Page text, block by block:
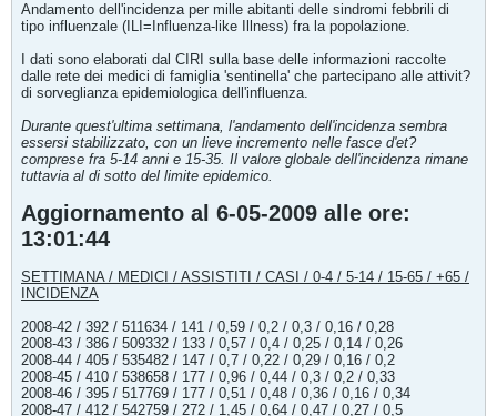
Andamento dell'incidenza per mille abitanti delle sindromi febbrili di
tipo influenzale (ILI=Influenza-like Illness) fra la popolazione.
I dati sono elaborati dal CIRI sulla base delle informazioni raccolte
dalle rete dei medici di famiglia 'sentinella' che partecipano alle attivit?
di sorveglianza epidemiologica dell'influenza.
Durante quest'ultima settimana, l'andamento dell'incidenza sembra
essersi stabilizzato, con un lieve incremento nelle fasce d'et?
comprese fra 5-14 anni e 15-35. Il valore globale dell'incidenza rimane
tuttavia al di sotto del limite epidemico.
Aggiornamento al 6-05-2009 alle ore:
13:01:44
SETTIMANA / MEDICI / ASSISTITI / CASI / 0-4 / 5-14 / 15-65 / +65 /
INCIDENZA
2008-42 / 392 / 511634 / 141 / 0,59 / 0,2 / 0,3 / 0,16 / 0,28
2008-43 / 386 / 509332 / 133 / 0,57 / 0,4 / 0,25 / 0,14 / 0,26
2008-44 / 405 / 535482 / 147 / 0,7 / 0,22 / 0,29 / 0,16 / 0,2
2008-45 / 410 / 538658 / 177 / 0,96 / 0,44 / 0,3 / 0,2 / 0,33
2008-46 / 395 / 517769 / 177 / 0,51 / 0,48 / 0,36 / 0,16 / 0,34
2008-47 / 412 / 542759 / 272 / 1,45 / 0,64 / 0,47 / 0,27 / 0,5